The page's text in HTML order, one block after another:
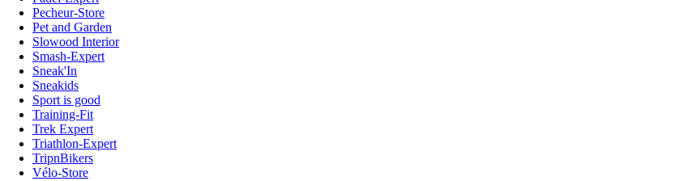
Pecheur-Store
Pet and Garden
Slowood Interior
Smash-Expert
Sneak'In
Sneakids
Sport is good
Training-Fit
Trek Expert
Triathlon-Expert
TripnBikers
Vélo-Store